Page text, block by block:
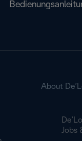
About
Jobs